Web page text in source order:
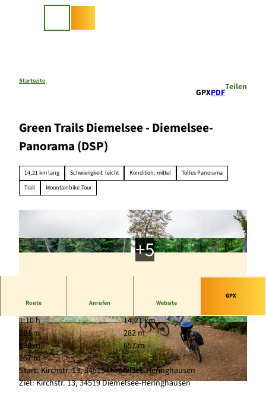
Startseite
GPXPDF
Teilen
Green Trails Diemelsee - Diemelsee-
Panorama (DSP)
14,21 km lang Schwierigkeit: leicht Kondition: mittel
Tolles Panorama
Trail
Mountainbike-Tour
© Marius Lahme, Zweckverband Green Trails |CC-BY-SA
© Marius Lahme, Zweckverband Green Trails |
CC-BY-SA
© Marius Lahme, Zweckverband Green Trails |
CC-BY-SA
Route Anrufen Website
GPX
1:10 h
14,21 km
281 m
282 m
390 m
657 m
267 m
Start: Kirchstr. 13, 34519 Diemelsee-Heringhausen
Ziel: Kirchstr. 13, 34519 Diemelsee-Heringhausen